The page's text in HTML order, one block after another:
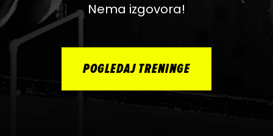
Nema izgovora!
POGLEDAJ TRENINGE